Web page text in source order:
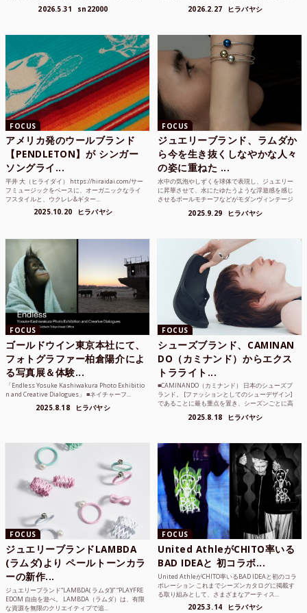
2026.5.31 sn22000 2026.2.27 ヒラバヤシ
FOCUS
アメリカ発のウールブランド
【PENDLETON】が シンガー
ソングライ...
平井 大（ヒライダイ） https://hiraidai.com/サー
フミュージックをベースに、オーガニックなライ
フスタイルと、ウクレレ&ギター...
2025.10.20 ヒラバヤシ
FOCUS
ジュエリーブランド、ラムダか
ら今を生き抜くしなやかな人々
の姿に重ねた ...
水中の気泡やしずくを球体で表現し、ジュエリー
に昇華させて、水にたゆたうような浮遊感を感じ
させるボールモチーフなどがモダンヴィンテージ
2025.9.29 ヒラバヤシ
FOCUS
ゴールドウイン東京本社にて、
フォトグラファー柏倉陽介によ
る写真展＆体験...
「Endless Yosuke Kashiwakura Photo Exhibitio
n and Creative Dialogues」 ■ネイチャーフ...
2025.8.18 ヒラバヤシ
FOCUS
シューズブランド、CAMINAN
DO（カミナンド）からエクス
トラライト...
■CAMINANDO（カミナンド） 日本のシューズブ
ランド。 [ファッションとしてのシューデザイン]
であることに最も重点を置き、シーズンごとに高
2025.8.18 ヒラバヤシ
FOCUS
ジュエリーブランドLAMBDA
(ラムダ)より ペールトーンカラ
ーの新作...
ジュエリーブランド“LAMBDA( ラムダ))” “PLAYFRE
EDOM 自由を遊べ。 LAMBDA（ラムダ）は、有限
な資源を無限のクリエイティブで追...
FOCUS
United AthleがCHITO率いる
BAD IDEAと 初コラボ...
United AthleがCHITO率いるBAD IDEAと初のコラ
ボレーション これまでシーズンカタログに掲載す
る取り組みとして、さまざまなアーティス...
2025.3.14 ヒラバヤシ